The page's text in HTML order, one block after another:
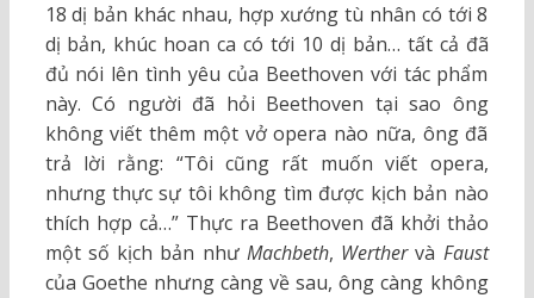
18 dị bản khác nhau, hợp xướng tù nhân có tới 8
dị bản, khúc hoan ca có tới 10 dị bản… tất cả đã
đủ nói lên tình yêu của Beethoven với tác phẩm
này. Có người đã hỏi Beethoven tại sao ông
không viết thêm một vở opera nào nữa, ông đã
trả lời rằng: “Tôi cũng rất muốn viết opera,
nhưng thực sự tôi không tìm được kịch bản nào
thích hợp cả…” Thực ra Beethoven đã khởi thảo
một số kịch bản như Machbeth, Werthervà Faust
của Goethe nhưng càng về sau, ông càng không